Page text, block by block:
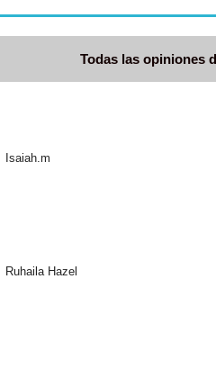
Todas las opiniones
Isaiah.m
Ruhaila Hazel